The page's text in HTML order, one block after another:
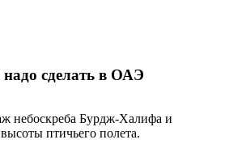
сделать в ОАЭ
небоскреба Бурдж-Халифа и
птичьего полета.